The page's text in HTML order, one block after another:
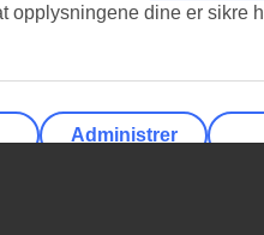
opplysningene dine er sikre
Administrer